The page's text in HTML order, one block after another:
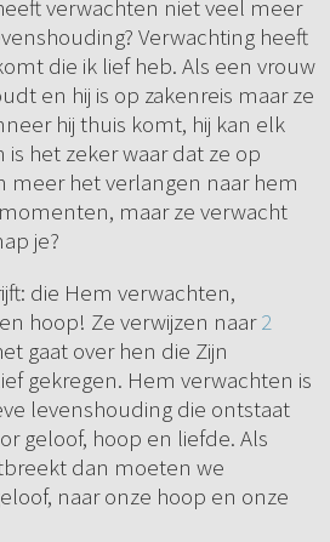
verwachten niet veel meer
Verwachting heeft
die ik lief heb. Als een vrouw
en hij is op zakenreis maar ze
hij thuis komt, hij kan elk
het zeker waar dat ze op
het verlangen naar hem
maar ze verwacht
je?
die Hem verwachten,
hoop! Ze verwijzen naar2
gaat over hen die Zijn
gekregen. Hem verwachten is
levenshouding die ontstaat
geloof, hoop en liefde. Als
dan moeten we
naar onze hoop en onze